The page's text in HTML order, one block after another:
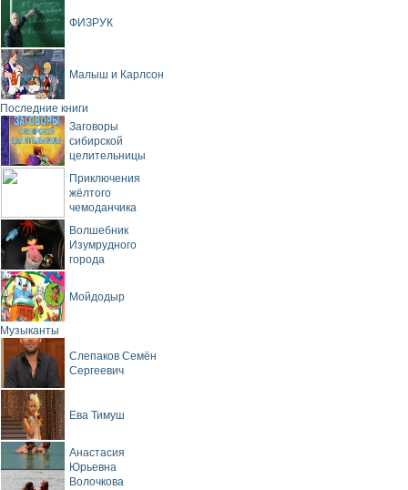
ФИЗРУК
Малыш и Карлсон
Последние книги
Заговоры
сибирской
целительницы
Приключения
жёлтого
чемоданчика
Волшебник
Изумрудного
города
Мойдодыр
Музыканты
Слепаков Семён
Сергеевич
Ева Тимуш
Анастасия
Юрьевна
Волочкова